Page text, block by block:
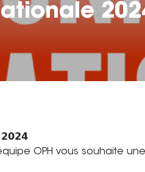
𝟮𝟬𝟮𝟰
OPH vous souhaite